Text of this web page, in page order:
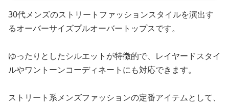
30代メンズのストリートファッションスタイルを演出す
るオーバーサイズプルオーバートップスです。
ゆったりとしたシルエットが特徴的で、レイヤードスタイ
ルやワントーンコーディネートにも対応できます。
ストリート系メンズファッションの定番アイテムとして、